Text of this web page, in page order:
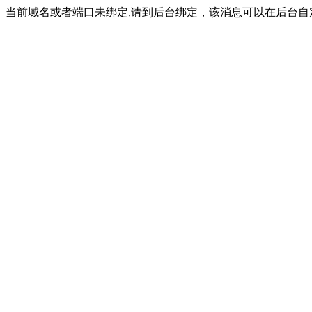
当前域名或者端口未绑定,请到后台绑定，该消息可以在后台自